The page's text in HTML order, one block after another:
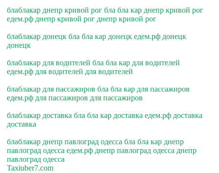
блаблакар днепр кривой рог бла бла кар днепр кривой рог
едем.рф днепр кривой рог днепр кривой рог
блаблакар донецк бла бла кар донецк едем.рф донецк
донецк
блаблакар для водителей бла бла кар для водителей
едем.рф для водителей для водителей
блаблакар для пассажиров бла бла кар для пассажиров
едем.рф для пассажиров для пассажиров
блаблакар доставка бла бла кар доставка едем.рф доставка
доставка
блаблакар днепр павлоград одесса бла бла кар днепр
павлоград одесса едем.рф днепр павлоград одесса днепр
павлоград одесса
Taxiuber7.com